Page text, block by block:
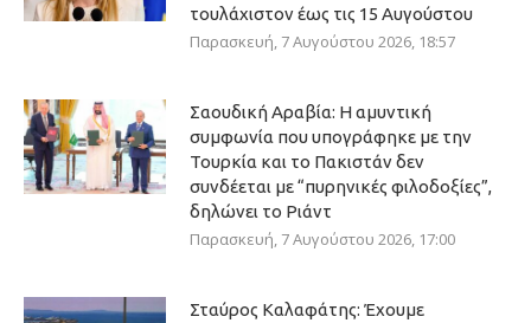
τουλάχιστον έως τις 15 Αυγούστου
Παρασκευή, 7 Αυγούστου 2026, 18:57
Σαουδική Αραβία: Η αμυντική
συμφωνία που υπογράφηκε με την
Τουρκία και το Πακιστάν δεν
συνδέεται με “πυρηνικές φιλοδοξίες”,
δηλώνει το Ριάντ
Παρασκευή, 7 Αυγούστου 2026, 17:00
Σταύρος Καλαφάτης: Έχουμε